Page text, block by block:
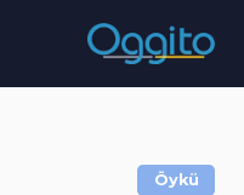
Öykü